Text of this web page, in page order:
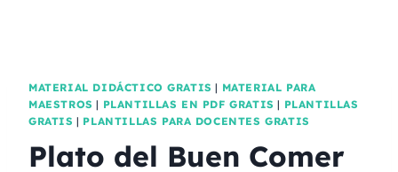
MATERIAL DIDÁCTICO GRATIS | MATERIAL PARA
MAESTROS | PLANTILLAS EN PDF GRATIS | PLANTILLAS
GRATIS | PLANTILLAS PARA DOCENTES GRATIS
Plato del Buen Comer